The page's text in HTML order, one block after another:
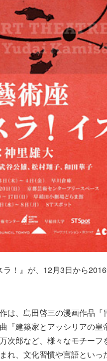
！』が、12月3日から
は、島田啓三の漫画作品『
『建築家とアッシリアの皇
次郎など、様々なモチーフ
れ、文化習慣や言語といっ